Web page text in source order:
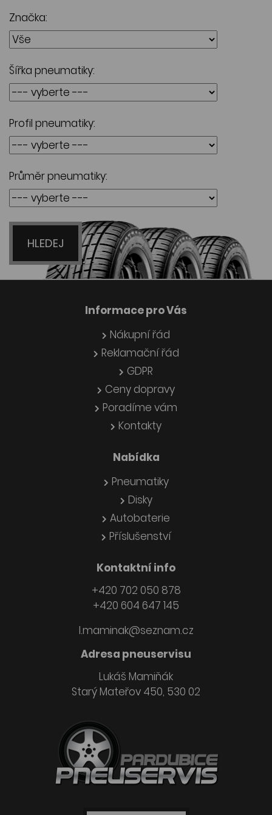
Značka:
Šířka pneumatiky:
Profil pneumatiky:
Průměr pneumatiky:
HLEDEJ
Informace pro Vás
Nákupní řád
Reklamační řád
GDPR
Ceny dopravy
Poradíme vám
Kontakty
Nabídka
Pneumatiky
Disky
Autobaterie
Příslušenství
Kontaktní info
+420 702 050 878
+420 604 647 145
l.maminak@seznam.cz
Adresa pneuservisu
Lukáš Mamiňák
Starý Mateřov 450, 530 02